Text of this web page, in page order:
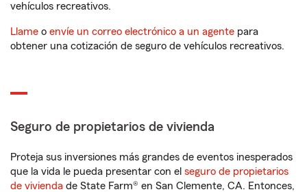
vehículos recreativos.
Llame o envíe un correo electrónico a un agente para
obtener una cotización de seguro de vehículos recreativos.
Seguro de propietarios de vivienda
Proteja sus inversiones más grandes de eventos inesperados
que la vida le pueda presentar con el seguro de propietarios
de vivienda de State Farm® en San Clemente, CA. Entonces,